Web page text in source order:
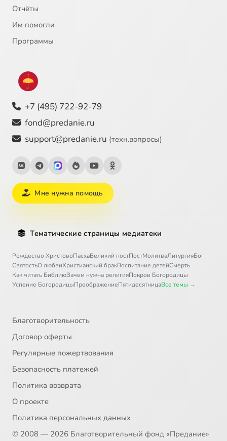
Отчёты
Им помогли
Программы
+7 (495) 722-92-79
fond@predanie.ru
support@predanie.ru (техн.вопросы)
Мне нужна помощь
Тематические страницы медиатеки
Рождество ХристовоПасхаВеликий постПостМолитваЛитургияБог
СвятостьО любвиХристианский бракВоспитание детейСмерть
Как читать БиблиюЗачем нужна религияПокров Богородицы
Успение БогородицыПреображениеПятидесятницаВсе темы →
Благотворительность
Договор оферты
Регулярные пожертвования
Безопасность платежей
Политика возврата
О проекте
Политика персональных данных
© 2008 — 2026 Благотворительный фонд «Предание»